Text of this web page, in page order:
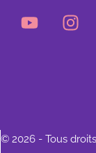
© 2026 - Tous